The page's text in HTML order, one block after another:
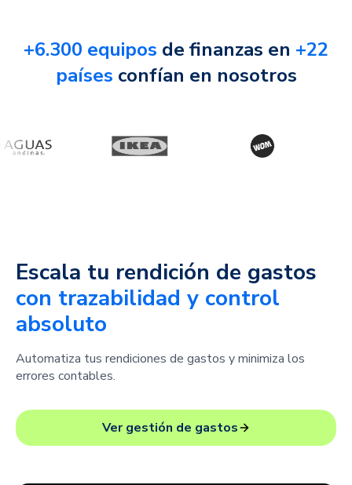
+6.300 equipos de finanzas en +22
países confían en nosotros
Escala tu rendición de gastos
con trazabilidad y control
absoluto
Automatiza tus rendiciones de gastos y minimiza los
errores contables.
Ver gestión de gastos